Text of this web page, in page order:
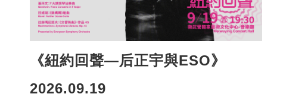
《紐約回聲—后正宇與ESO》
2026.09.19